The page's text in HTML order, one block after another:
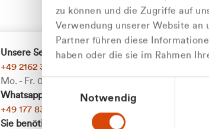
zu können und die Zugriffe auf
Verwendung unserer Website an
Partner führen diese
haben oder die sie im Rahmen
Einwilligungsauswahl
Notwendig
Privatkunde
Unsere Service-Hotline
+49 2162 3769000
Mo. - Fr. 08.00 - 16:30 Uhr
Whatsapp
+49 177 8376058
Sie benötigen ein individuelles Angebot?